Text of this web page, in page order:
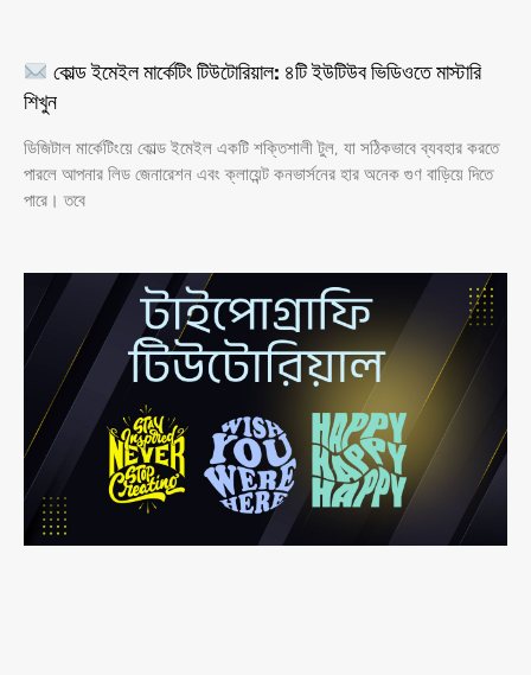
কোল্ড ইমেইল মার্কেটিং টিউটোরিয়াল: ৪টি ইউটিউব ভিডিওতে মাস্টারি
শিখুন
ডিজিটাল মার্কেটিংয়ে কোল্ড ইমেইল একটি শক্তিশালী টুল, যা সঠিকভাবে ব্যবহার করতে
পারলে আপনার লিড জেনারেশন এবং ক্লায়েন্ট কনভার্সনের হার অনেক গুণ বাড়িয়ে দিতে
পারে। তবে